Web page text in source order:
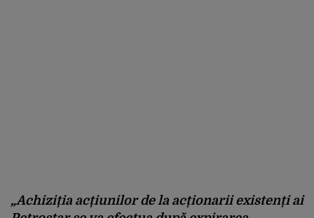
„Achiziția acțiunilor de la acționarii existenți ai